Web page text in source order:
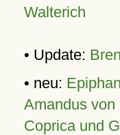
Walterich
• Update:
• neu:
Amandus von
Coprica und